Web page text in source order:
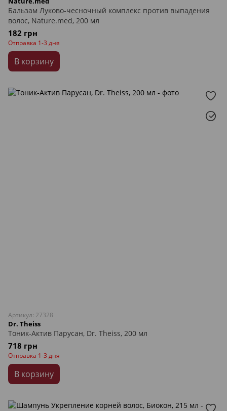
Бальзам Луково-чесночный комплекс против выпадения
волос, Nature.med, 200 мл
182 грн
Отправка 1-3 дня
В корзину
Артикул: 27328
Dr. Theiss
Тоник-Актив Парусан, Dr. Theiss, 200 мл
718 грн
Отправка 1-3 дня
В корзину